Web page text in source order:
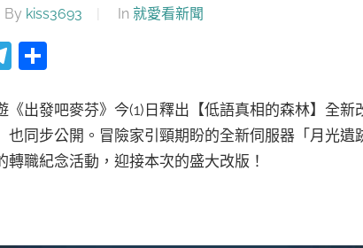
By kiss3693 In 就愛看新聞
Telegram
分
《出發吧麥芬》今(1)日釋出【低語真相的森林】全
也同步公開。冒險家引頸期盼的全新伺服器「月光
轉職紀念活動，迎接本次的盛大改版！